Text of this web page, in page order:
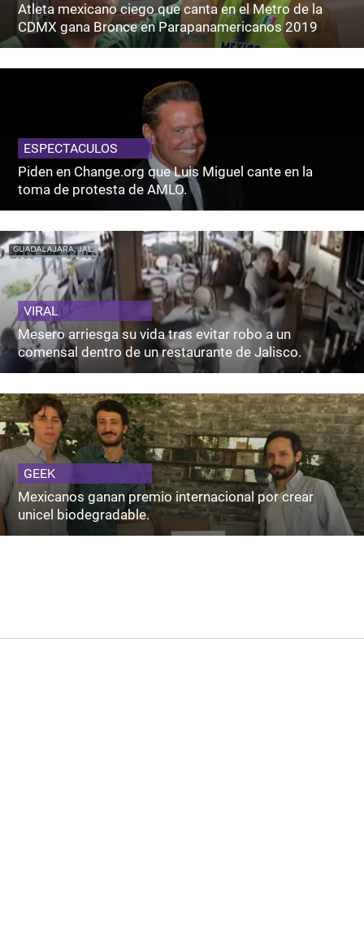
Atleta mexicano ciego que canta en el Metro de la
CDMX gana Bronce en Parapanamericanos 2019
ESPECTACULOS
Piden en Change.org que Luis Miguel cante en la
toma de protesta de AMLO.
VIRAL
Mesero arriesga su vida tras evitar robo a un
comensal dentro de un restaurante de Jalisco.
GEEK
Mexicanos ganan premio internacional por crear
unicel biodegradable.